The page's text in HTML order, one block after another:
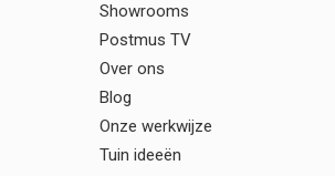
Showrooms
Postmus TV
Over ons
Blog
Onze werkwijze
Tuin ideeën